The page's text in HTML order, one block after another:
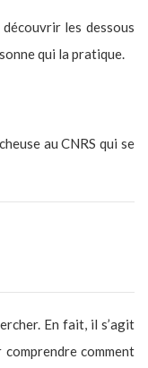
les dessous
qui la pratique.
au CNRS qui se
En fait, il s’agit
comment